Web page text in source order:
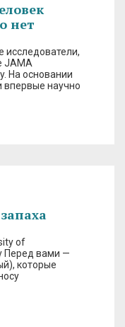
нет
исследователи,
JAMA
На основании
научно
of
Перед вами —
которые